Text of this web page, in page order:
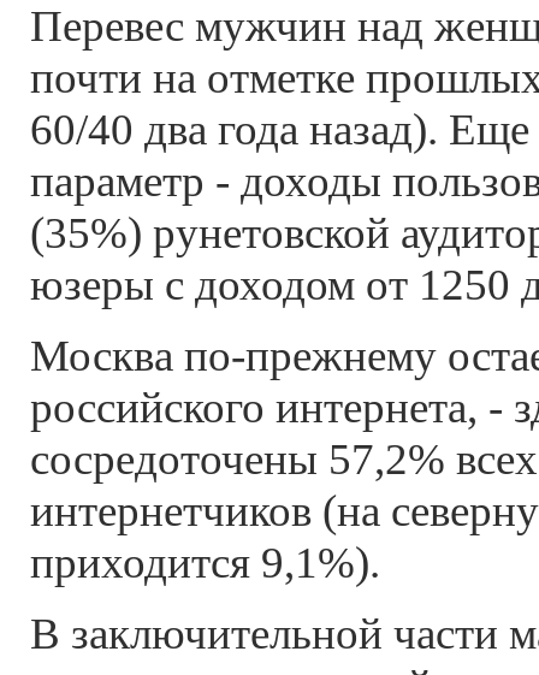
Перевес мужчин над
почти на отметке
60/40 два года назад).
параметр - доходы
(35%) рунетовской
юзеры с доходом от 1250
Москва по-прежнему
российского интернета, -
сосредоточены 57,2%
интернетчиков (на
приходится 9,1%).
В заключительной части